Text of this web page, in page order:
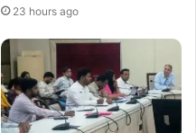
23 hours ago